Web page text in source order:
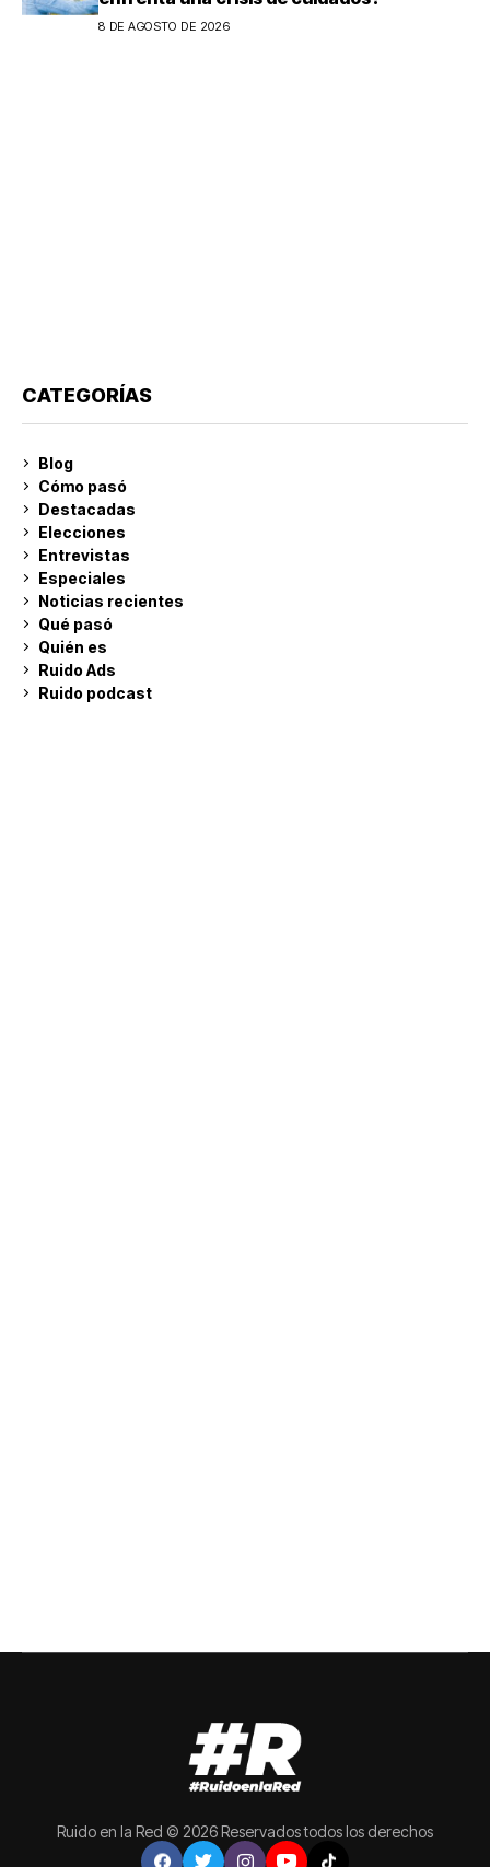
8 DE AGOSTO DE 2026
CATEGORÍAS
Blog
Cómo pasó
Destacadas
Elecciones
Entrevistas
Especiales
Noticias recientes
Qué pasó
Quién es
Ruido Ads
Ruido podcast
Ruido en la Red © 2026 Reservados todos los derechos